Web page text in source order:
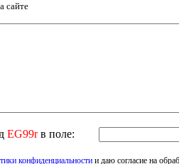
сайте
EG99rв поле:
конфиденциальности и даю согласие на